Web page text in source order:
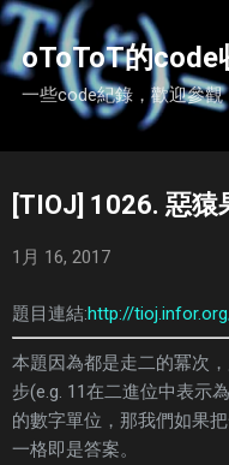
oToToT的code
一些code紀錄，歡迎參觀
[TIOJ] 1026. 惡猿
1月 16, 2017
題目連結:http://
本題因為都是走二的冪次
步(e.g. 11在二進位中表示
的數字單位，那我們如果
一格即是答案。